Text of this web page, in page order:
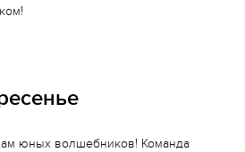
юных волшебников! Команда